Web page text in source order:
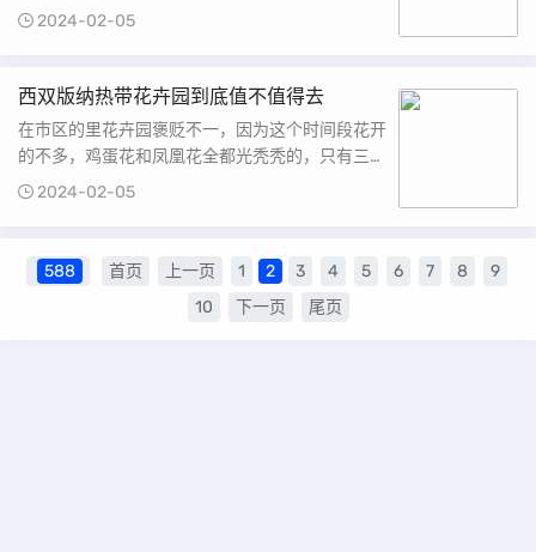
务院最后一个认定的民族——基诺族景区亮点景区
2024-02-05
西双版纳热带花卉园到底值不值得去
在市区的里花卉园褒贬不一，因为这个时间段花开
的不多，鸡蛋花和凤凰花全都光秃秃的，只有三角
梅和莲花开的还不错。*带孩子老人的，建议坐电
2024-02-05
588 首页 上一页 1 2 3 4 5 6 7 8
9
10
下一页 尾页